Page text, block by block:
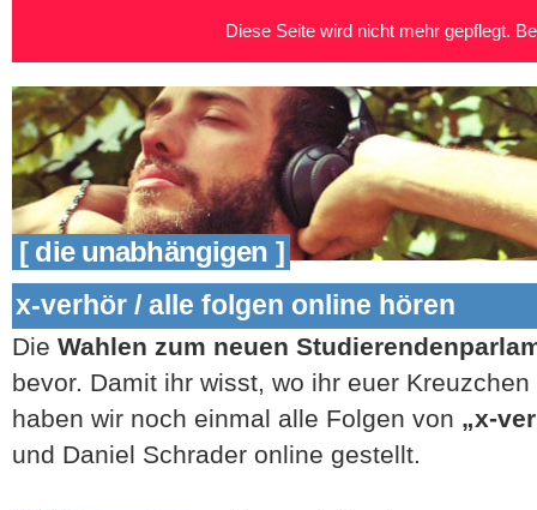
[ die unabhängigen ]
x-verhör / alle folgen online hören
Die Wahlen zum neuen
bevor. Damit ihr wisst, wo ihr euer
haben wir noch einmal alle Folgen von „x-
und Daniel Schrader online gestellt.
Diese Seite wird nicht mehr gepflegt.